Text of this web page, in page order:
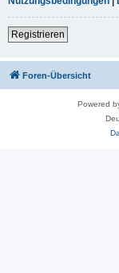
Registrieren
Foren-Übersicht
Powered